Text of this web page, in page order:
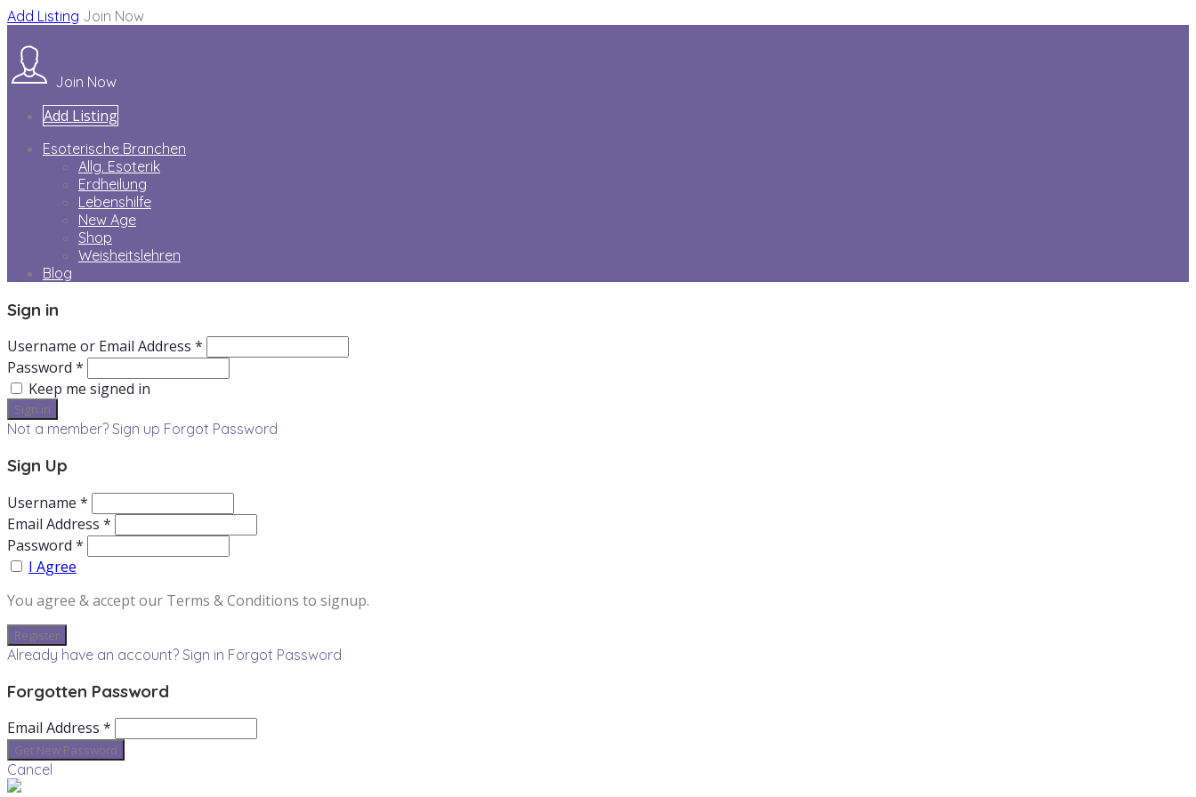
Add Listing Join Now
Join Now
Add Listing
Esoterische Branchen
Allg. Esoterik
Erdheilung
Lebenshilfe
New Age
Shop
Weisheitslehren
Blog
Sign in
Username or Email Address *
Password *
Keep me signed in
Not a member? Sign up Forgot Password
Sign Up
Username *
Email Address *
Password *
I Agree
You agree & accept our Terms & Conditions to signup.
Already have an account? Sign in Forgot Password
Forgotten Password
Email Address *
Cancel